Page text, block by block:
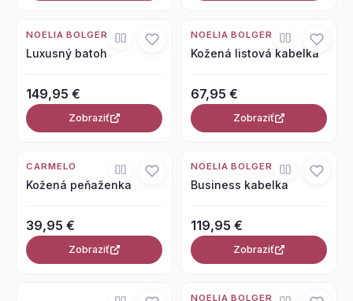
NOELIA BOLGER
Luxusný batoh
149,95 €
Zobraziť
NOELIA BOLGER
Kožená listová kabelka
67,95 €
Zobraziť
CARMELO
Kožená peňaženka
39,95 €
Zobraziť
NOELIA BOLGER
Business kabelka
119,95 €
Zobraziť
NOELIA BOLGER